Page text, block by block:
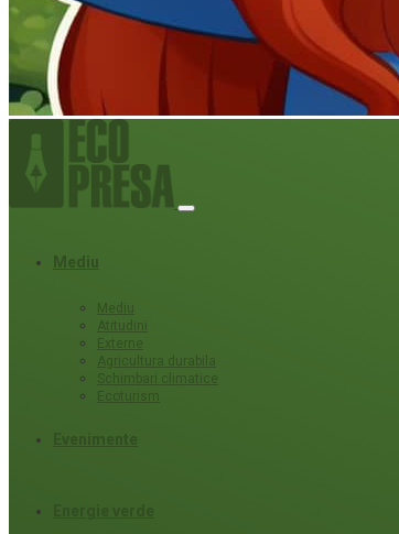
Mediu
Mediu
Atitudini
Externe
Agricultura durabila
Schimbari climatice
Ecoturism